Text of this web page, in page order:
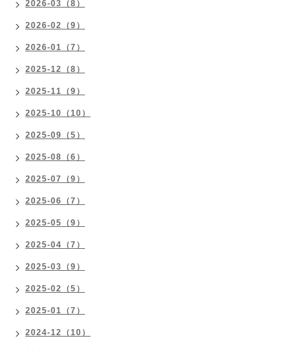
2026-03（8）
2026-02（9）
2026-01（7）
2025-12（8）
2025-11（9）
2025-10（10）
2025-09（5）
2025-08（6）
2025-07（9）
2025-06（7）
2025-05（9）
2025-04（7）
2025-03（9）
2025-02（5）
2025-01（7）
2024-12（10）